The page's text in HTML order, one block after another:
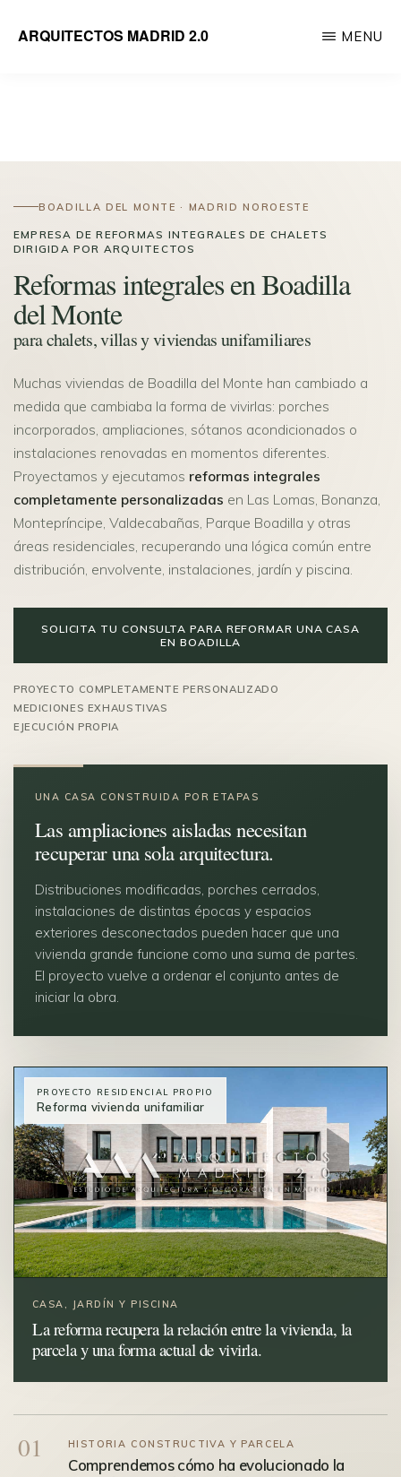
ARQUITECTOS MADRID 2.0
viviendas
dirigida
Arquitectos
MENU
BOADILLA DEL MONTE · MADRID NOROESTE
EMPRESA DE REFORMAS INTEGRALES DE CHALETS
DIRIGIDA POR ARQUITECTOS
Reformas integrales en Boadilla
del Monte
para chalets, villas y viviendas unifamiliares
Muchas viviendas de Boadilla del Monte han cambiado a
medida que cambiaba la forma de vivirlas: porches
incorporados, ampliaciones, sótanos acondicionados o
instalaciones renovadas en momentos diferentes.
Proyectamos y ejecutamos reformas integrales
completamente personalizadas en Las Lomas, Bonanza,
Montepríncipe, Valdecabañas, Parque Boadilla y otras
áreas residenciales, recuperando una lógica común entre
distribución, envolvente, instalaciones, jardín y piscina.
SOLICITA TU CONSULTA PARA REFORMAR UNA CASA
EN BOADILLA
PROYECTO COMPLETAMENTE PERSONALIZADO
MEDICIONES EXHAUSTIVAS
EJECUCIÓN PROPIA
UNA CASA CONSTRUIDA POR ETAPAS
Las ampliaciones aisladas necesitan
recuperar una sola arquitectura.
Distribuciones modificadas, porches cerrados,
instalaciones de distintas épocas y espacios
exteriores desconectados pueden hacer que una
vivienda grande funcione como una suma de partes.
El proyecto vuelve a ordenar el conjunto antes de
iniciar la obra.
PROYECTO RESIDENCIAL PROPIO
Reforma vivienda unifamiliar
CASA, JARDÍN Y PISCINA
La reforma recupera la relación entre la vivienda, la
parcela y una forma actual de vivirla.
01 HISTORIA CONSTRUCTIVA Y PARCELA
Comprendemos cómo ha evolucionado la